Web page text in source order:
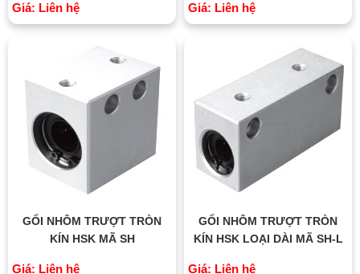
Giá: Liên hệ Giá: Liên hệ
GỐI NHÔM TRƯỢT TRÒN
KÍN HSK MÃ SH
Giá: Liên hệ
GỐI NHÔM TRƯỢT TRÒN
KÍN HSK LOẠI DÀI MÃ SH-L
Giá: Liên hệ